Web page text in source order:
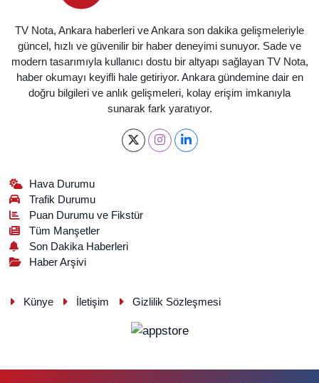
TV Nota, Ankara haberleri ve Ankara son dakika gelişmeleriyle
güncel, hızlı ve güvenilir bir haber deneyimi sunuyor. Sade ve
modern tasarımıyla kullanıcı dostu bir altyapı sağlayan TV Nota,
haber okumayı keyifli hale getiriyor. Ankara gündemine dair en
doğru bilgileri ve anlık gelişmeleri, kolay erişim imkanıyla
sunarak fark yaratıyor.
Hava Durumu
Trafik Durumu
Puan Durumu ve Fikstür
Tüm Manşetler
Son Dakika Haberleri
Haber Arşivi
Künye İletişim Gizlilik Sözleşmesi